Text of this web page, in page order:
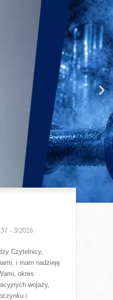
parze.
problemy
i kondensatu
to zazwyczaj złożony
rurociągów i
zachodzą procesy
łączącym dwa światy, tj.
To on, obok
występującym
37 - 3/2016
Czytelnicy,
i mam nadzieję
okres
wojaży,
i